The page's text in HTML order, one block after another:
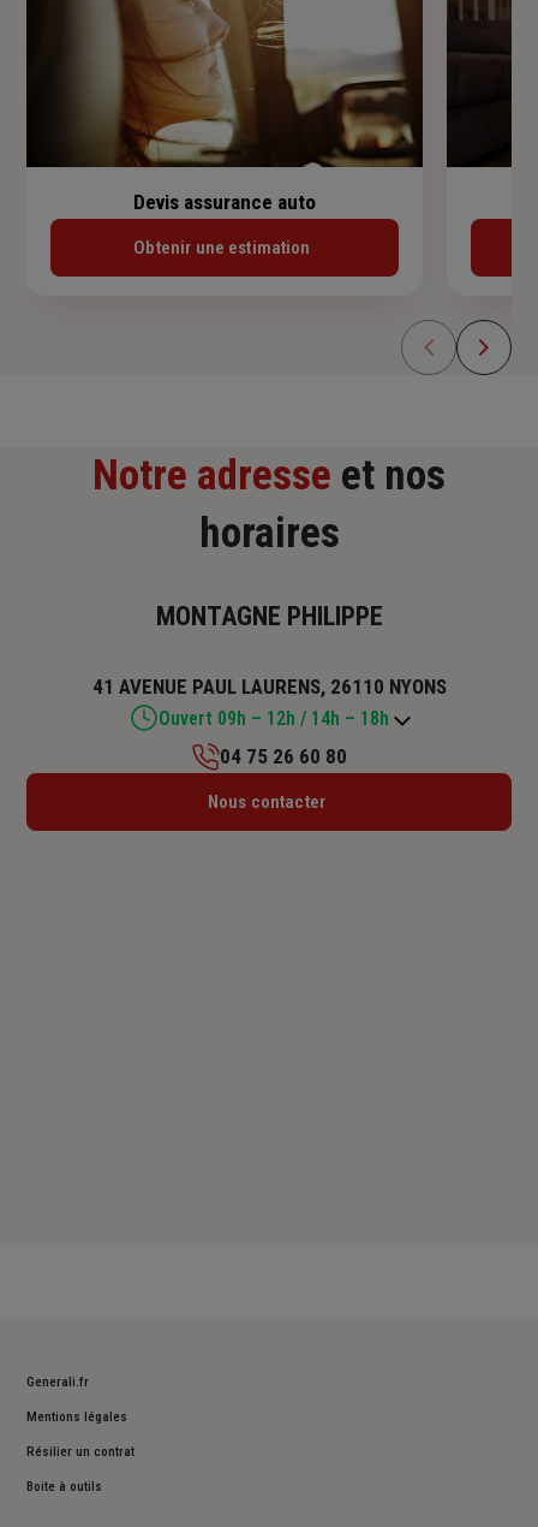
Devis assurance auto
Obtenir une estimation
Notre adresse et nos
horaires
MONTAGNE PHILIPPE
41 AVENUE PAUL LAURENS, 26110 NYONS
Ouvert 09h – 12h / 14h – 18h
Lundi : 09h – 12h / 14h – 18h
04 75 26 60 80
Nous contacter
Generali.fr
Mentions légales
Résilier un contrat
Boite à outils